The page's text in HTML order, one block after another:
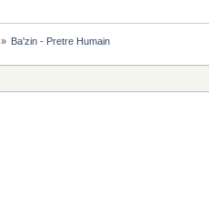
» Ba'zin - Pretre Humain